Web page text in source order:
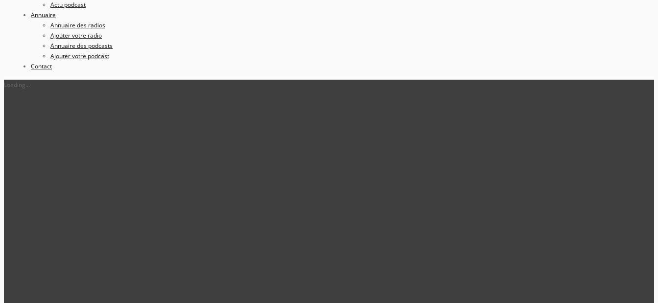
Actu podcast
Annuaire
Annuaire des radios
Ajouter votre radio
Annuaire des podcasts
Ajouter votre podcast
Contact
Loading...